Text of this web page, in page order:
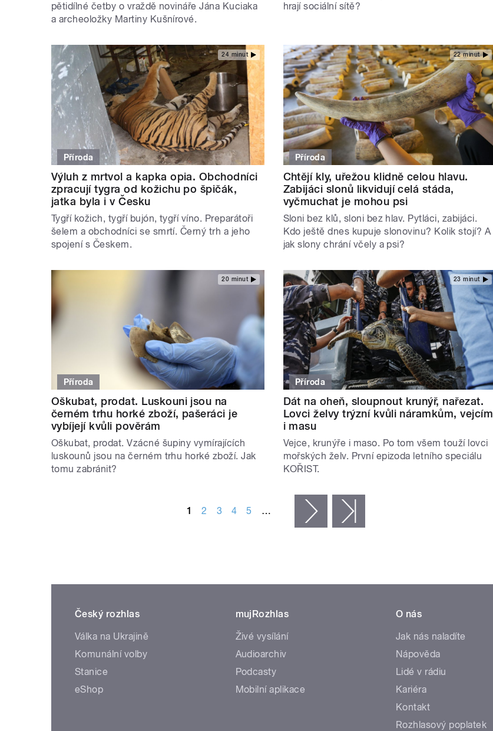
pětidílné četby o vraždě novináře Jána Kuciaka
a archeoložky Martiny Kušnírové.
hrají sociální sítě?
24 minut
Příroda
Výluh z mrtvol a kapka opia. Obchodníci
zpracují tygra od kožichu po špičák,
jatka byla i v Česku
Tygří kožich, tygří bujón, tygří víno. Preparátoři
šelem a obchodníci se smrtí. Černý trh a jeho
spojení s Českem.
22 minut
Příroda
Chtějí kly, uřežou klidně celou hlavu.
Zabijáci slonů likvidují celá stáda,
vyčmuchat je mohou psi
Sloni bez klů, sloni bez hlav. Pytláci, zabijáci.
Kdo ještě dnes kupuje slonovinu? Kolik stojí? A
jak slony chrání včely a psi?
20 minut
Příroda
Oškubat, prodat. Luskouni jsou na
černém trhu horké zboží, pašeráci je
vybíjejí kvůli pověrám
Oškubat, prodat. Vzácné šupiny vymírajících
luskounů jsou na černém trhu horké zboží. Jak
tomu zabránit?
23 minut
Příroda
Dát na oheň, sloupnout krunýř, nařezat.
Lovci želvy trýzní kvůli náramkům, vejcím
i masu
Vejce, krunýře i maso. Po tom všem touží lovci
mořských želv. První epizoda letního speciálu
KOŘIST.
1 2 3 4 5 … následující ›
Český rozhlas
Válka na Ukrajině
Komunální volby
Stanice
eShop
mujRozhlas
Živé vysílání
Audioarchiv
Podcasty
Mobilní aplikace
O nás
Jak nás naladíte
Nápověda
Lidé v rádiu
Kariéra
Kontakt
Rozhlasový poplatek